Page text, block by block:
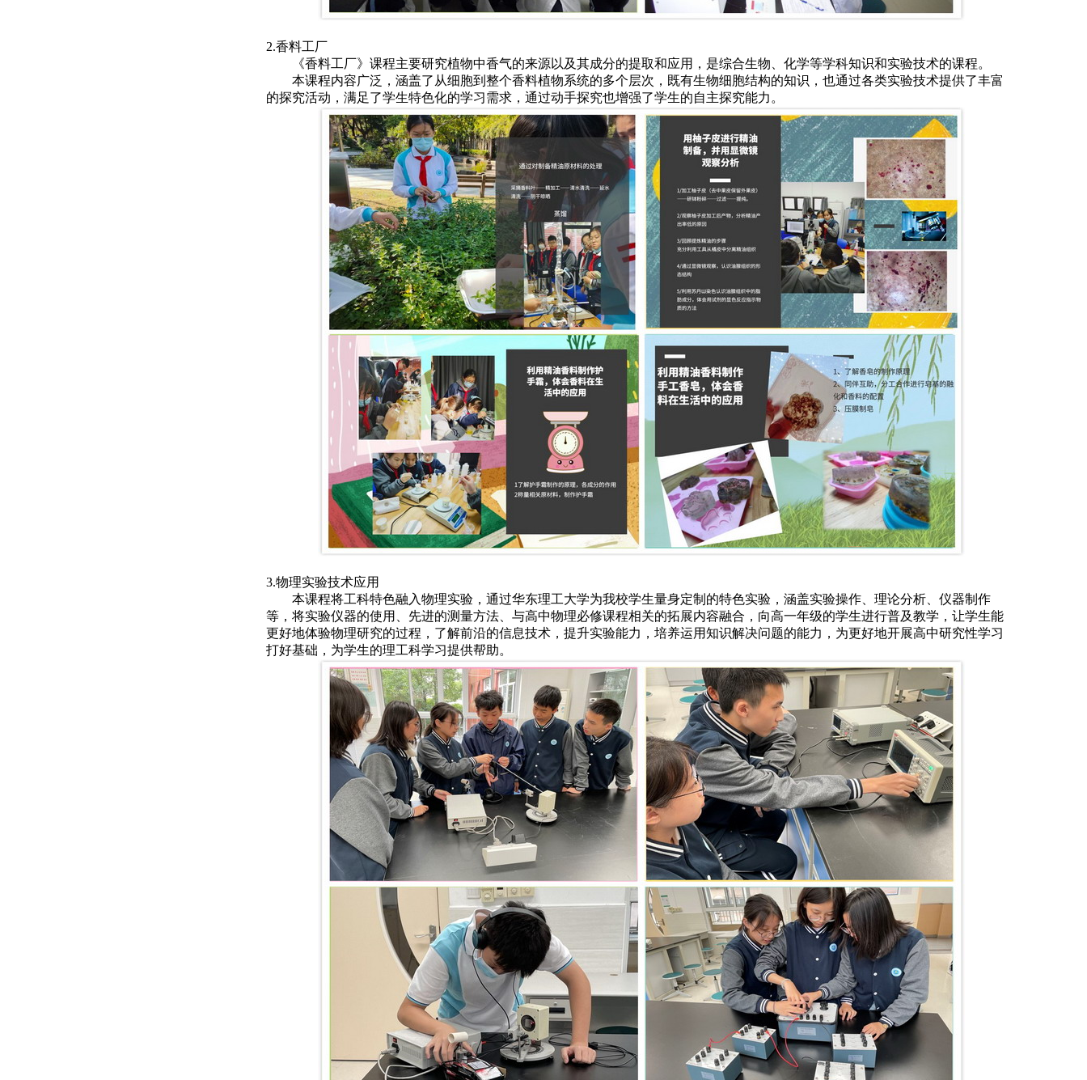
2.香料工厂
《香料工厂》课程主要研究植物中香气的来源以及其成分的提取和应用，是综合生物、化学等学科知识和实验技术的课程。
本课程内容广泛，涵盖了从细胞到整个香料植物系统的多个层次，既有生物细胞结构的知识，也通过各类实验技术提供了丰富
的探究活动，满足了学生特色化的学习需求，通过动手探究也增强了学生的自主探究能力。
3.物理实验技术应用
本课程将工科特色融入物理实验，通过华东理工大学为我校学生量身定制的特色实验，涵盖实验操作、理论分析、仪器制作
等，将实验仪器的使用、先进的测量方法、与高中物理必修课程相关的拓展内容融合，向高一年级的学生进行普及教学，让学生能
更好地体验物理研究的过程，了解前沿的信息技术，提升实验能力，培养运用知识解决问题的能力，为更好地开展高中研究性学习
打好基础，为学生的理工科学习提供帮助。